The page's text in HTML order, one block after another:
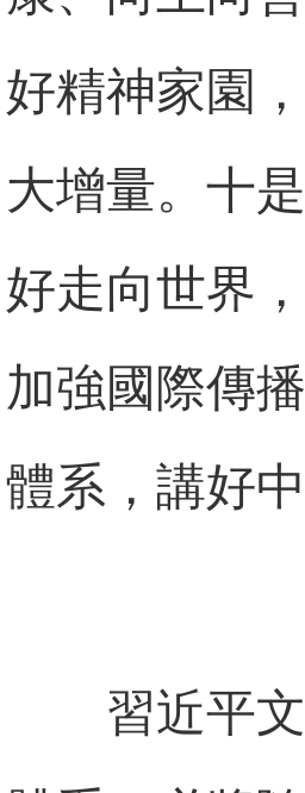
好精神家園
大增量。十
好走向世界
加強國際傳
體系，講好
習近平